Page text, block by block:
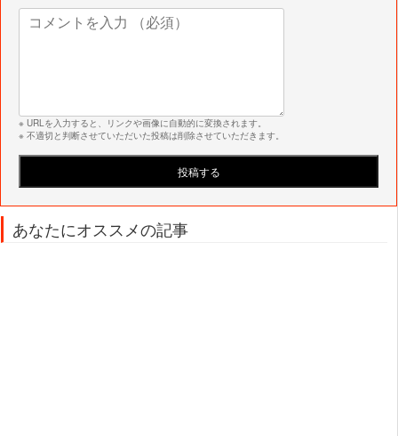
※ URLを入力すると、リンクや画像に自動的に変換されます。
※ 不適切と判断させていただいた投稿は削除させていただきます。
あなたにオススメの記事